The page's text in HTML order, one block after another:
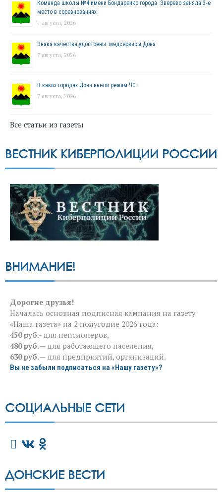
Команда школы №4 имени Бондаренко города Зверево заняла 3‑е
место в соревнованиях
7 августа, 2026
Знака качества удостоены медсервисы Дона
7 августа, 2026
В каких городах Дона ввели режим ЧС
7 августа, 2026
Все статьи из газеты
ВЕСТНИК КИБЕРПОЛИЦИИ РОССИИ
ВНИМАНИЕ!
Дорогие друзья!
Началась основная подписная кампания на газету
«Наша газета» на 2 полугодие 2026 года:
450 руб.- для пенсионеров,
480 руб.— для работающего населения,
630 руб.— для предприятий, организаций.
Вы не забыли подписаться на «Нашу газету»?
СОЦИАЛЬНЫЕ СЕТИ
ДОНСКИЕ ВЕСТИ